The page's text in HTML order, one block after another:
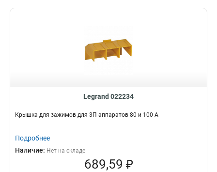
Legrand 022234
Крышка для зажимов для 3П аппаратов 80 и 100 A
Подробнее
Наличие: Нет на складе
689,59 ₽